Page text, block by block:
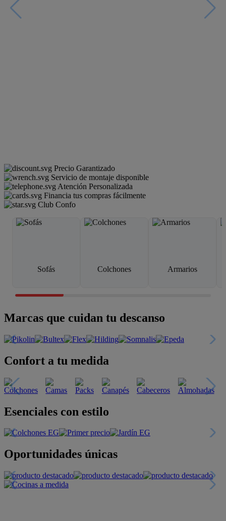
Precio Garantizado
Servicio de montaje disponible
Atención Personalizada
Financia tus compras fácilmente
Club Confo
Sofás Colchones Armarios
Marcas que cuidan tu descanso
Confort a tu medida
Esenciales con estilo
Oportunidades únicas